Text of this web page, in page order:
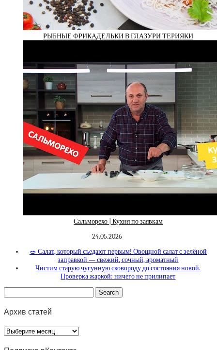
РЫБНЫЕ ФРИКАДЕЛЬКИ В ГЛАЗУРИ ТЕРИЯКИ
Сальморехо | Кухня по заявкам
24.05.2026
🥗 Салат, который съедают первым! Овощной салат с зелёной
заправкой — свежий, сочный, ароматный
Чистим старую чугунную сковороду до состояния новой.
Проверка жаркой: ничего не прилипает
Архив статей
Архив
статей